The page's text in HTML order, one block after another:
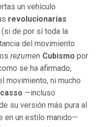
un vehículo
revolucionarias
(si de por sí toda la
del movimiento
rezumen Cubismo por
se ha afirmado,
movimiento, ni mucho
—incluso
su versión más pura al
en un estilo manido—